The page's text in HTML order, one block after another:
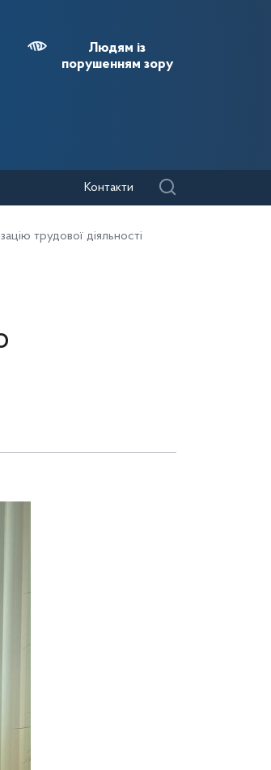
Людям із
порушенням зору
Контакти
трудової діяльності